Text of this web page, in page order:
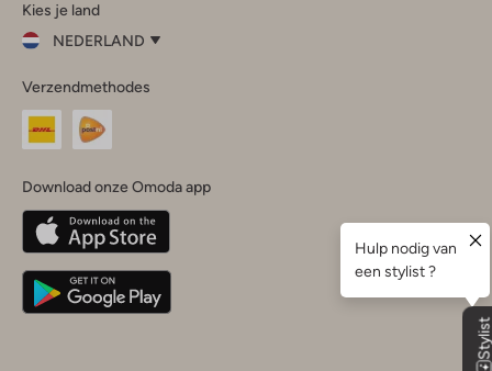
InstagramFacebook
Kies je land
NEDERLAND
je
land
Nederland
Belgique(Français)
Deutschland
Verzendmethodes
Download onze Omoda app